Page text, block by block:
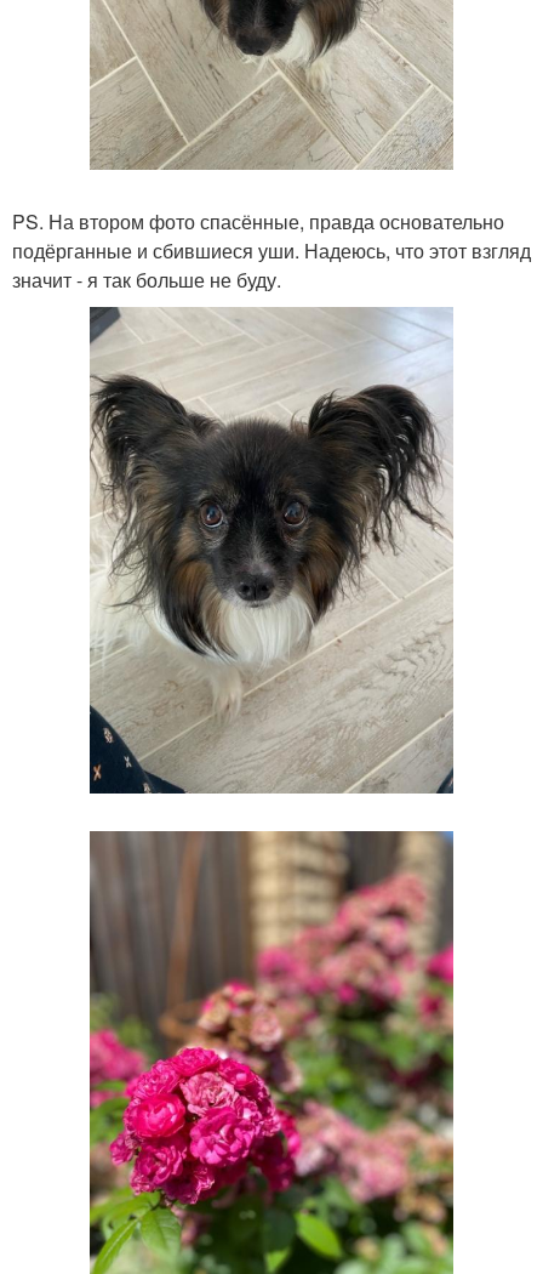
PS. На втором фото спасённые, правда основательно
подёрганные и сбившиеся уши. Надеюсь, что этот взгляд
значит - я так больше не буду.